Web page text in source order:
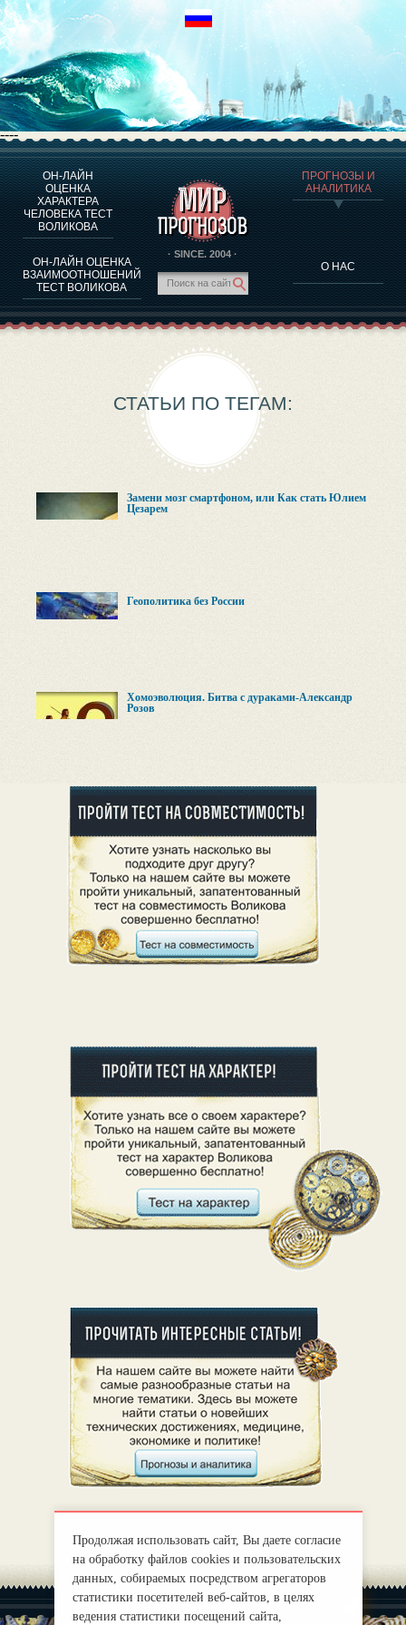
----
ОН-ЛАЙН
ОЦЕНКА
ХАРАКТЕРА
ЧЕЛОВЕКА ТЕСТ
ВОЛИКОВА
ОН-ЛАЙН ОЦЕНКА
ВЗАИМООТНОШЕНИЙ
ТЕСТ ВОЛИКОВА
· SINCE. 2004 ·
ПРОГНОЗЫ И
АНАЛИТИКА
О НАС
О ПРОГРАММЕ
ОЦЕНКА ХАРАКТЕРA ЧЕЛОВЕКА
ОЦЕНКА ХАРАКТЕРА ВЫДАЮЩИХСЯ ЛИЧНОСТЕЙ
О ПРОГРАММЕ
ТЕСТ НА СОВМЕСТИМОСТЬ ВОЛИКОВА
ПРОГНОЗЫ И АНАЛИТИКА
СТАТЬИ ПО ТЕГАМ:
Замени мозг смартфоном, или Как стать Юлием
Цезарем
Геополитика без России
Хомоэволюция. Битва с дураками-Александр
Розов
Продолжая использовать сайт, Вы даете согласие
на обработку файлов cookies и пользовательских
данных, собираемых посредством агрегаторов
статистики посетителей веб-сайтов, в целях
ведения статистики посещений сайта,